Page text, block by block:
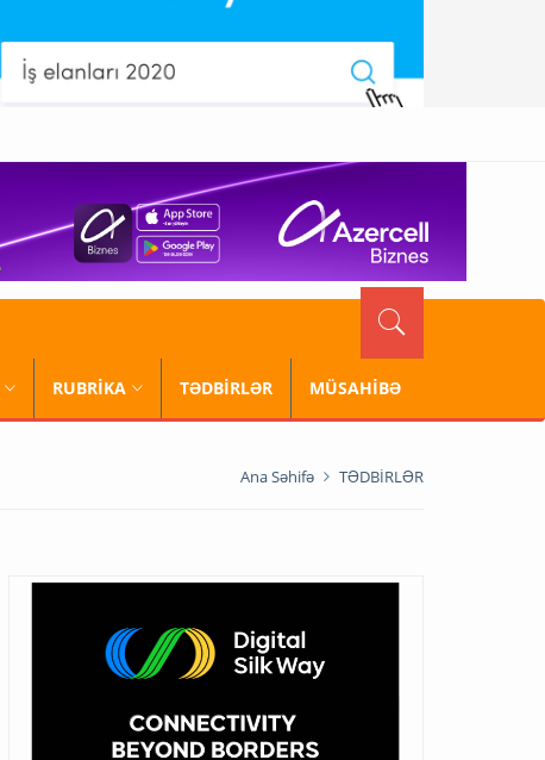
RUBRİKA TƏDBİRLƏR MÜSAHİBƏ
Ana Səhifə TƏDBİRLƏR